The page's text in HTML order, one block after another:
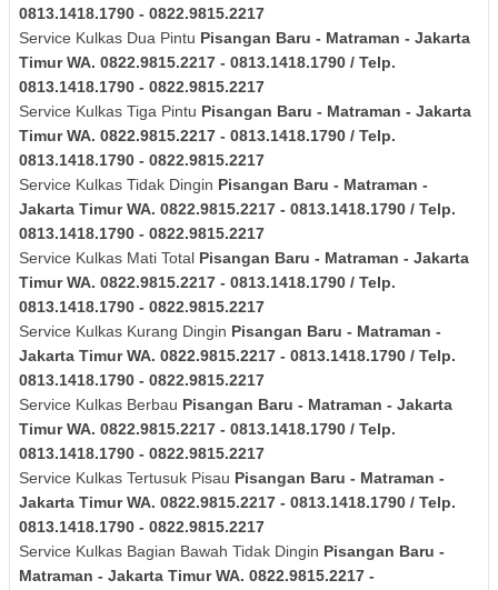
0813.1418.1790 - 0822.9815.2217
Service Kulkas Dua Pintu Pisangan Baru - Matraman - Jakarta
TimurWA. 0822.9815.2217 - 0813.1418.1790 / Telp.
0813.1418.1790 - 0822.9815.2217
Service Kulkas Tiga Pintu Pisangan Baru - Matraman - Jakarta
TimurWA. 0822.9815.2217 - 0813.1418.1790 / Telp.
0813.1418.1790 - 0822.9815.2217
Service Kulkas Tidak Dingin Pisangan Baru - Matraman -
Jakarta TimurWA. 0822.9815.2217 - 0813.1418.1790 / Telp.
0813.1418.1790 - 0822.9815.2217
Service Kulkas Mati Total Pisangan Baru - Matraman - Jakarta
TimurWA. 0822.9815.2217 - 0813.1418.1790 / Telp.
0813.1418.1790 - 0822.9815.2217
Service Kulkas Kurang Dingin Pisangan Baru - Matraman -
Jakarta TimurWA. 0822.9815.2217 - 0813.1418.1790 / Telp.
0813.1418.1790 - 0822.9815.2217
Service Kulkas Berbau Pisangan Baru - Matraman - Jakarta
TimurWA. 0822.9815.2217 - 0813.1418.1790 / Telp.
0813.1418.1790 - 0822.9815.2217
Service Kulkas Tertusuk Pisau Pisangan Baru - Matraman -
Jakarta TimurWA. 0822.9815.2217 - 0813.1418.1790 / Telp.
0813.1418.1790 - 0822.9815.2217
Service Kulkas Bagian Bawah Tidak Dingin Pisangan Baru -
Matraman - Jakarta TimurWA. 0822.9815.2217 -